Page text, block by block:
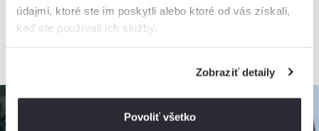
údajmi, ktoré ste im poskytli alebo ktoré od vás získali,
keď ste používali ich služby.
Zobraziť detaily
Povoliť všetko